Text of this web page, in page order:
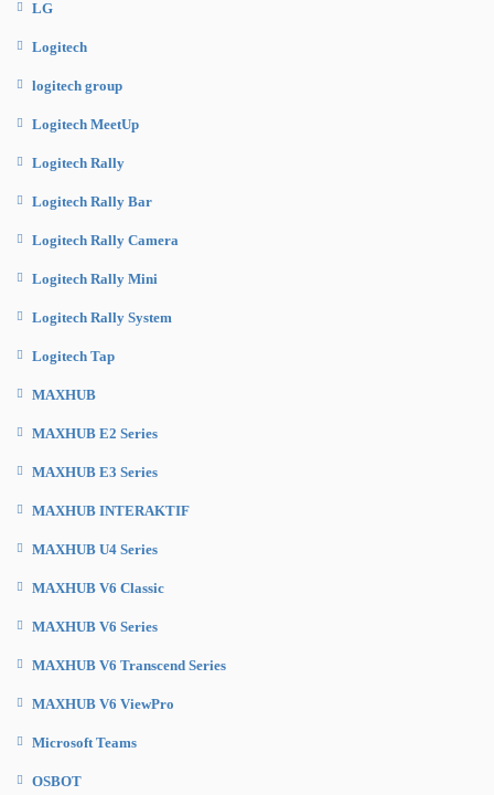
LG
Logitech
logitech group
Logitech MeetUp
Logitech Rally
Logitech Rally Bar
Logitech Rally Camera
Logitech Rally Mini
Logitech Rally System
Logitech Tap
MAXHUB
MAXHUB E2 Series
MAXHUB E3 Series
MAXHUB INTERAKTIF
MAXHUB U4 Series
MAXHUB V6 Classic
MAXHUB V6 Series
MAXHUB V6 Transcend Series
MAXHUB V6 ViewPro
Microsoft Teams
OSBOT